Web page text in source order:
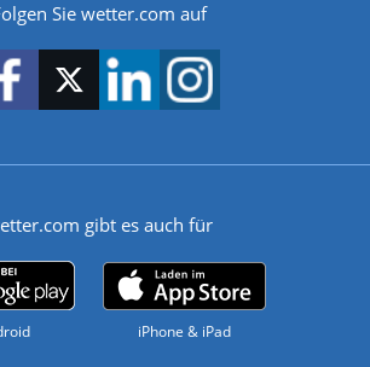
Sie wetter.com auf
gibt es auch für
iPhone & iPad